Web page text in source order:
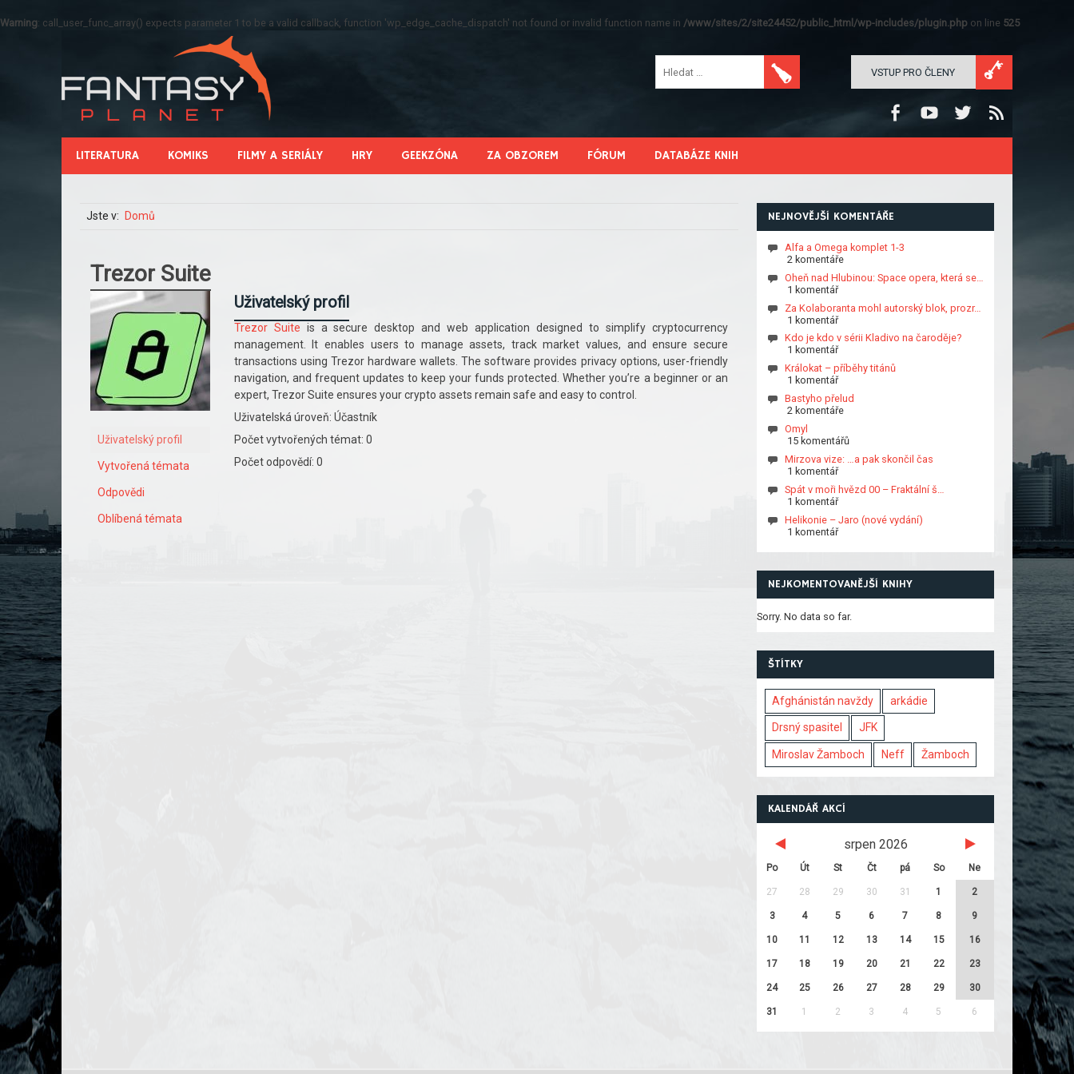
Warning: call_user_func_array() expects parameter 1 to be a valid callback, function 'wp_edge_cache_dispatch' not found or invalid function name in /www/sites/2/site24452/public_html/wp-includes/plugin.php on line 525
VSTUP PRO ČLENY
LITERATURA KOMIKS FILMY A SERIÁLY HRY GEEKZÓNA ZA OBZOREM FÓRUM DATABÁZE KNIH
Jste v: Domů
Trezor Suite
Uživatelský profil
Vytvořená témata
Odpovědi
Oblíbená témata
Uživatelský profil
Trezor Suite is a secure desktop and web application designed to simplify cryptocurrency
management. It enables users to manage assets, track market values, and ensure secure
transactions using Trezor hardware wallets. The software provides privacy options, user-friendly
navigation, and frequent updates to keep your funds protected. Whether you’re a beginner or an
expert, Trezor Suite ensures your crypto assets remain safe and easy to control.
Uživatelská úroveň: Účastník
Počet vytvořených témat: 0
Počet odpovědí: 0
NEJNOVĚJŠÍ KOMENTÁŘE
Alfa a Omega komplet 1-3
2 komentáře
Oheň nad Hlubinou: Space opera, která se…
1 komentář
Za Kolaboranta mohl autorský blok, prozr…
1 komentář
Kdo je kdo v sérii Kladivo na čaroděje?
1 komentář
Králokat – příběhy titánů
1 komentář
Bastyho přelud
2 komentáře
Omyl
15 komentářů
Mirzova vize: …a pak skončil čas
1 komentář
Spát v moři hvězd 00 – Fraktální š…
1 komentář
Helikonie – Jaro (nové vydání)
1 komentář
NEJKOMENTOVANĚJŠÍ KNIHY
Sorry. No data so far.
ŠTÍTKY
Afghánistán navždy arkádie
Drsný spasitel JFK
Miroslav Žamboch Neff Žamboch
KALENDÁŘ AKCÍ
srpen 2026
Po Út St Čt pá So Ne
27 28 29 30 31 1 2
3 4 5 6 7 8 9
10 11 12 13 14 15 16
17 18 19 20 21 22 23
24 25 26 27 28 29 30
31 1 2 3 4 5 6